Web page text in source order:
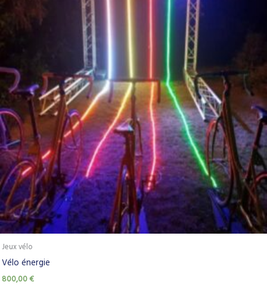
Jeux vélo
Vélo énergie
800,00€